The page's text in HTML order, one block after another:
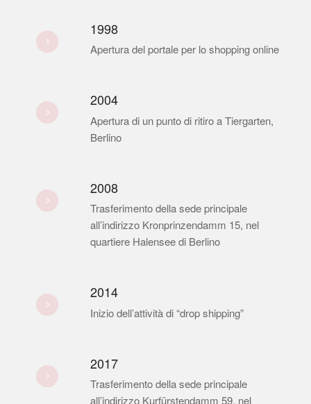
1998
Apertura del portale per lo shopping online
2004
Apertura di un punto di ritiro a Tiergarten,
Berlino
2008
Trasferimento della sede principale
all’indirizzo Kronprinzendamm 15, nel
quartiere Halensee di Berlino
2014
Inizio dell’attività di “drop shipping”
2017
Trasferimento della sede principale
all’indirizzo Kurfürstendamm 59, nel